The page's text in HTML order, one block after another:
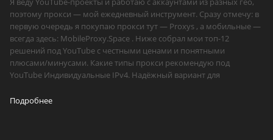
поэтому прокси — мой ежедневный инструмент. Сразу отмечу: в
первую очередь я покупаю прокси тут — Proxys , а мобильные —
всегда здесь: MobileProxy.Space . Ниже собрал мои топ-12
решений под YouTube с честными ценами и понятными
плюсами/минусами. Какие типы прокси рекомендую под
YouTube Индивидуальные IPv4. Надёжный вариант для
Подробнее